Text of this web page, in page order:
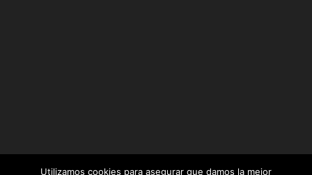
Utilizamos cookies para asegurar que damos la mejor